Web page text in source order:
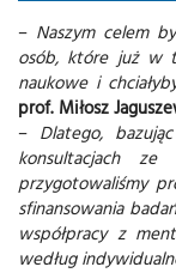
– Naszym celem
osób, które już w
naukowe i
prof. Miłosz
– Dlatego,
konsultacjach ze
przygotowaliśmy
sfinansowania
współpracy z
według